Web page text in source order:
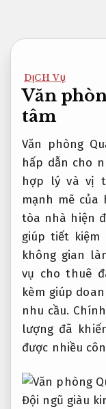
nội
DỊCH VỤ
Văn
tâm
Văn phòng
hấp dẫn cho
hợp lý và vị
mạnh mẽ
tòa nhà hiện
giúp tiết kiệm
không gian
vụ cho thuê
kèm giúp
nhu cầu.
lượng đã
được nhiều
Đội ngũ giàu